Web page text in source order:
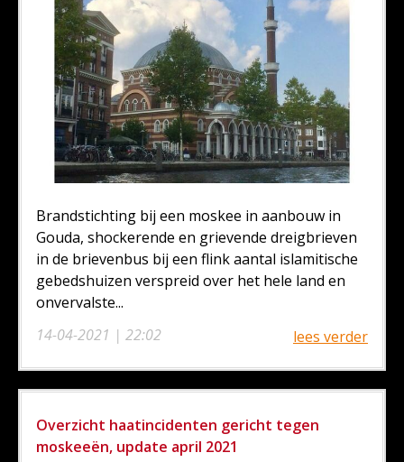
14-04-2021 | 22:02
Brandstichting bij een moskee in aanbouw in
Gouda, shockerende en grievende dreigbrieven
in de brievenbus bij een flink aantal islamitische
gebedshuizen verspreid over het hele land en
onvervalste...
lees verder
Overzicht haatincidenten gericht tegen
moskeeën, update april 2021